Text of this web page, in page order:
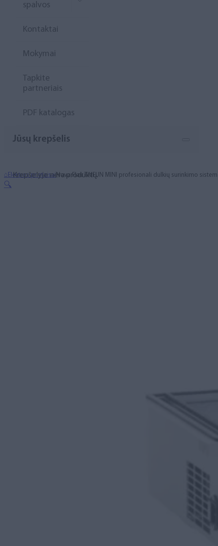
spalvos
Kontaktai
Mokymai
Tapkite
partneriais
PDF katalogas
Jūsų krepšelis
Krepšelyje nėra produktų.
⌂ Elektros prietaisaiNova Flair TAIFUN MINI profesionali dulkių surinkimo
🔍